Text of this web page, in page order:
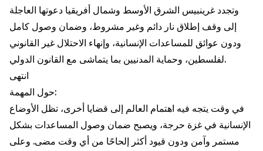
وتجدد غرينبيس الشرق الأوسط وشمال أفريقيا دعوتها العاجلة
إلى وقف إطلاق نار دائم وغير مشروط، وضمان وصول كامل
ودون عوائق للمساعدات الإنسانية، وإنهاء الاحتلال غير القانوني
لفلسطين، وحماية المدنيين بما يتماشى مع القانون الدولي.
انتهى
حول المهمة:
في وقت يتجه فيه اهتمام العالم إلى قضايا أخرى، تظل الأوضاع
الإنسانية في غزة حرجة، ويصبح ضمان وصول المساعدات بشكل
مستمر وآمن ودون قيود أكثر إلحاحًا من أي وقت مضى. وعلى